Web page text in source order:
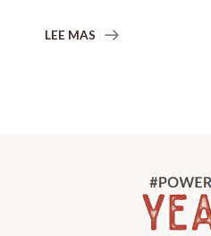
LEE MAS